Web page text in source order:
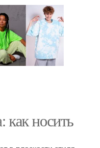
как носить